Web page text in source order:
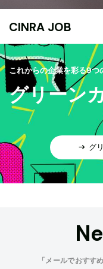
CINRA JOB
これからの企業を彩る9つ
グリーン
グ
「メールでおすす